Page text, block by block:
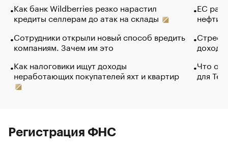
Как банк Wildberries резко нарастил
кредиты селлерам до атак на склады
Сотрудники открыли новый способ вредить
компаниям. Зачем им это
Как налоговики ищут доходы
неработающих покупателей яхт и квартир
ЕС
нефти
Что
для
Регистрация ФНС